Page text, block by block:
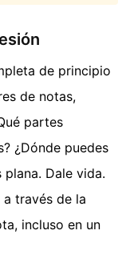
de principio
de notas,
partes
¿Dónde puedes
Dale vida.
través de la
incluso en un